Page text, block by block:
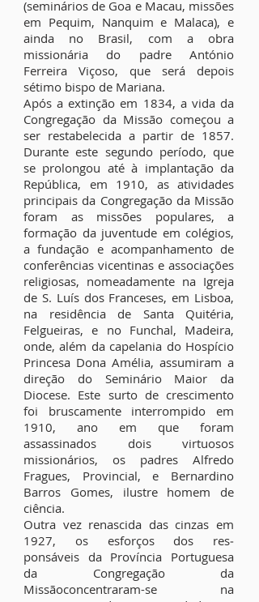
(seminários de Goa e Macau, missões
em Pequim, Nanquim e Malaca), e
ainda no Brasil, com a obra
missionária do padre António
Ferreira Viçoso, que será depois
sétimo bispo de Mariana.
Após a extinção em 1834, a vida da
Congregação da Missão começou a
ser restabelecida a partir de 1857.
Durante este segundo período, que
se prolongou até à implantação da
República, em 1910, as atividades
principais da Congregação da Missão
foram as missões populares, a
formação da juventude em colégios,
a fundação e acompanhamento de
conferências vicentinas e associações
religiosas, nomeadamente na Igreja
de S. Luís dos Franceses, em Lisboa,
na residência de Santa Quitéria,
Felgueiras, e no Funchal, Madeira,
onde, além da capelania do Hospício
Princesa Dona Amélia, assumiram a
direção do Seminário Maior da
Diocese. Este surto de crescimento
foi bruscamente interrompido em
1910, ano em que foram
assassinados dois virtuosos
missionários, os padres Alfredo
Fragues, Provincial, e Bernardino
Barros Gomes, ilustre homem de
ciência.
Outra vez renascida das cinzas em
1927, os esforços dos res­
ponsáveis da Província Portuguesa
da Congregação da
Missãoconcentraram-se na